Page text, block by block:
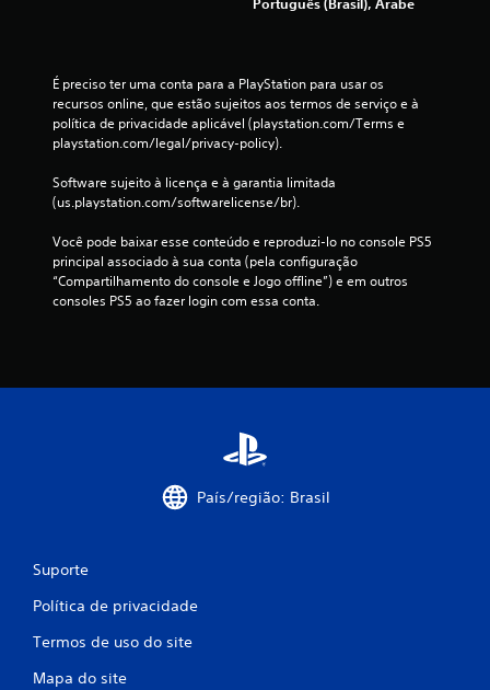
s
É preciso ter uma conta para a PlayStation para usar os
recursos online, que estão sujeitos aos termos de serviço e à
política de privacidade aplicável (playstation.com/Terms e
playstation.com/legal/privacy-policy).
Software sujeito à licença e à garantia limitada
(us.playstation.com/softwarelicense/br).
Você pode baixar esse conteúdo e reproduzi-lo no console PS5
principal associado à sua conta (pela configuração
“Compartilhamento do console e Jogo offline”) e em outros
consoles PS5 ao fazer login com essa conta.
País/região: Brasil
Suporte
Política de privacidade
Termos de uso do site
Mapa do site